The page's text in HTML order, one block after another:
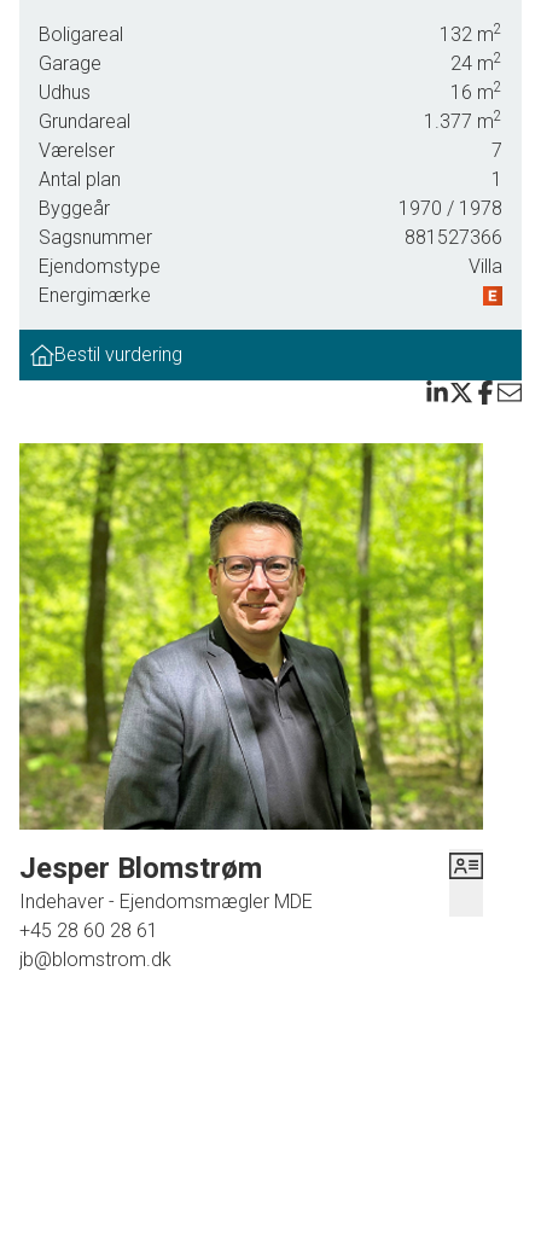
Boligareal 132 m2
Garage 24 m2
Udhus 16 m2
Grundareal 1.377 m2
Værelser
7
Antal plan
1
Byggeår
1970 / 1978
Sagsnummer
881527366
Ejendomstype
Villa
Energimærke
Bestil vurdering
Jesper Blomstrøm
Indehaver - Ejendomsmægler MDE
+45 28 60 28 61
jb@blomstrom.dk